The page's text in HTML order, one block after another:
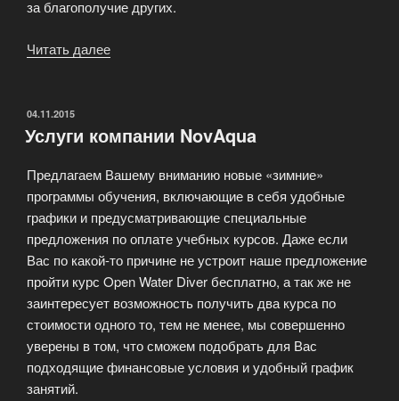
за благополучие других.
Читать далее
ОПУБЛИКОВАНО
04.11.2015
Услуги компании NovAqua
Предлагаем Вашему вниманию новые «зимние»
программы обучения, включающие в себя удобные
графики и предусматривающие специальные
предложения по оплате учебных курсов. Даже если
Вас по какой-то причине не устроит наше предложение
пройти курс Open Water Diver бесплатно, а так же не
заинтересует возможность получить два курса по
стоимости одного то, тем не менее, мы совершенно
уверены в том, что сможем подобрать для Вас
подходящие финансовые условия и удобный график
занятий.